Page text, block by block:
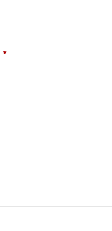
*Richiesto